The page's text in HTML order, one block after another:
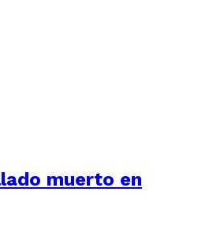
muerto en